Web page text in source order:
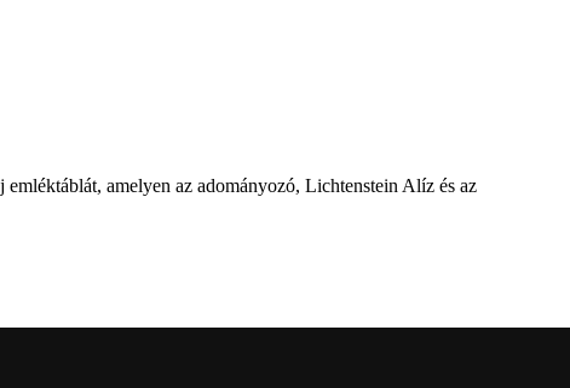
amelyen az adományozó, Lichtenstein Alíz és az